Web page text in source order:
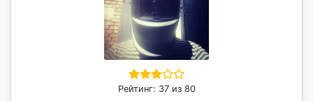
Рейтинг: 37 из 80